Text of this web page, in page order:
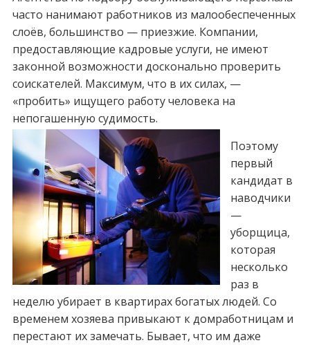
часто нанимают работников из малообеспеченных
слоёв, большинство — приезжие. Компании,
предоставляющие кадровые услуги, не имеют
законной возможности досконально проверить
соискателей. Максимум, что в их силах, —
«пробить» ищущего работу человека на
непогашенную судимость.
Поэтому
первый
кандидат в
наводчики
—
уборщица,
которая
несколько
раз в
неделю убирает в квартирах богатых людей. Со
временем хозяева привыкают к домработницам и
перестают их замечать. Бывает, что им даже